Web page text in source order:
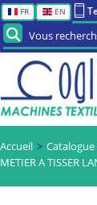
FR EN
Vous
Accueil Catalogue
METIER A TISSER